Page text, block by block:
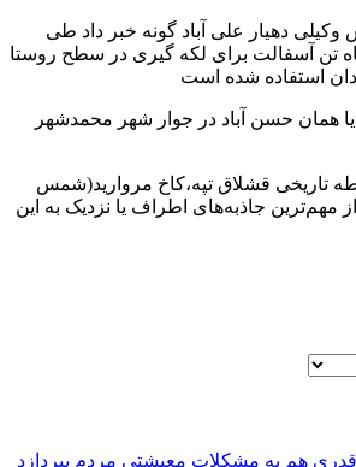
دهیار علی آباد گونه خبر داد طی
تن آسفالت برای لکه گیری در سطح روستا
استفاده شده است
یا همان حسن آباد در جوار شهر محمدشهر
تاریخی قشلاق تپه،کاخ مروارید(شمس
مهم‌ترین جاذبه‌های اطراف یا نزدیک به این